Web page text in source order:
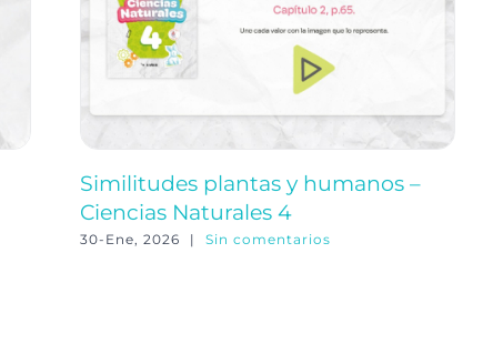
Similitudes plantas y humanos –
Ciencias Naturales 4
30-Ene, 2026 | Sin comentarios